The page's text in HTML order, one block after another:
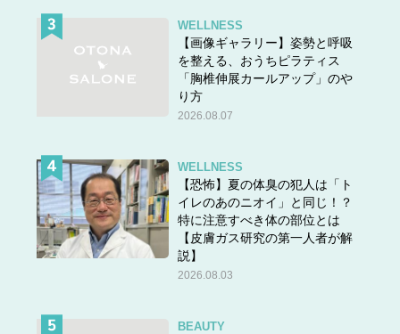
WELLNESS
【画像ギャラリー】姿勢と呼吸
を整える、おうちピラティス
「胸椎伸展カールアップ」のや
り方
2026.08.07
WELLNESS
【恐怖】夏の体臭の犯人は「ト
イレのあのニオイ」と同じ！？
特に注意すべき体の部位とは
【皮膚ガス研究の第一人者が解
説】
2026.08.03
BEAUTY